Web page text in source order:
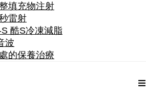
填充物注射
雷射
酷S冷凍減脂
波
的保養治療